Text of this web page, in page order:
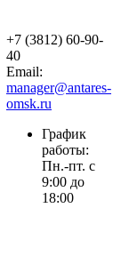
+7 (3812) 60-90-
40
Email:
manager@antares-
omsk.ru
График
работы:
Пн.-пт. с
9:00 до
18:00